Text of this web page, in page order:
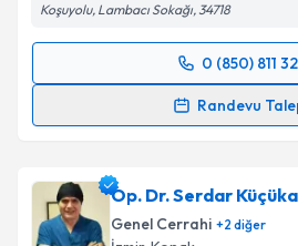
Koşuyolu, Lambacı Sokağı, 34718
0 (850) 811
Randevu
Randevu Takvimi Talebi
takvim hazırlandığında e-posta
E-posta Adresiniz
Op. Dr. Serdar
Genel Cerrahi +2 diğer